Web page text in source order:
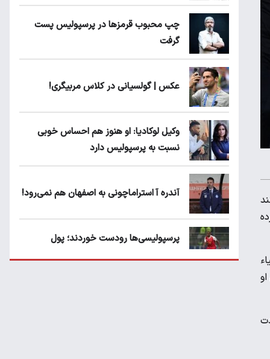
چپ محبوب قرمزها در پرسپولیس پست
گرفت
عکس | گولسیانی در کلاس مربیگری!
وکیل لوکادیا: او هنوز هم احساس خوبی
نسبت به پرسپولیس دارد
آندره آ استراماچونی به اصفهان هم نمی‌رود!
پرسپولیسی‌ها رودست خوردند؛ پول